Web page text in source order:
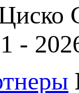
-